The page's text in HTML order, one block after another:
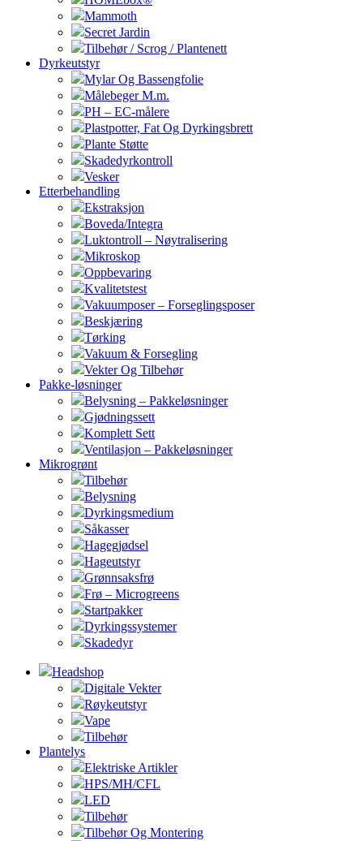
Mammoth
Secret Jardin
Tilbehør / Scrog / Plantenett
Dyrkeutstyr
Mylar Og Bassengfolie
Målebeger M.m.
PH – EC-målere
Plastpotter, Fat Og Dyrkingsbrett
Plante Støtte
Skadedyrkontroll
Vesker
Etterbehandling
Ekstraksjon
Boveda/Integra
Luktontroll – Nøytralisering
Mikroskop
Oppbevaring
Kvalitetstest
Vakuumposer – Forseglingsposer
Beskjæring
Tørking
Vakuum & Forsegling
Vekter Og Tilbehør
Pakke-løsninger
Belysning – Pakkeløsninger
Gjødningssett
Komplett Sett
Ventilasjon – Pakkeløsninger
Mikrogrønt
Tilbehør
Belysning
Dyrkingsmedium
Såkasser
Hagegjødsel
Hageutstyr
Grønnsaksfrø
Frø – Microgreens
Startpakker
Dyrkingssystemer
Skadedyr
Headshop
Digitale Vekter
Røykeutstyr
Vape
Tilbehør
Plantelys
Elektriske Artikler
HPS/MH/CFL
LED
Tilbehør
Tilbehør Og Montering